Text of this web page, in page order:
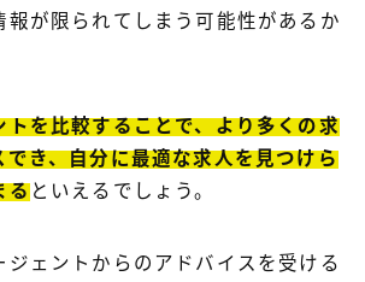
報が限られてしまう可能性があるか
トを比較することで、より多くの求
でき、自分に最適な求人を見つけら
る といえるでしょう。
ジェントからのアドバイスを受ける